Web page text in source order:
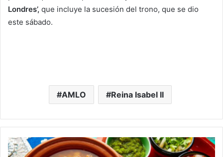
Londres’, que incluye la sucesión del trono, que se dio
este sábado.
AMLO Reina Isabel II
En
México: